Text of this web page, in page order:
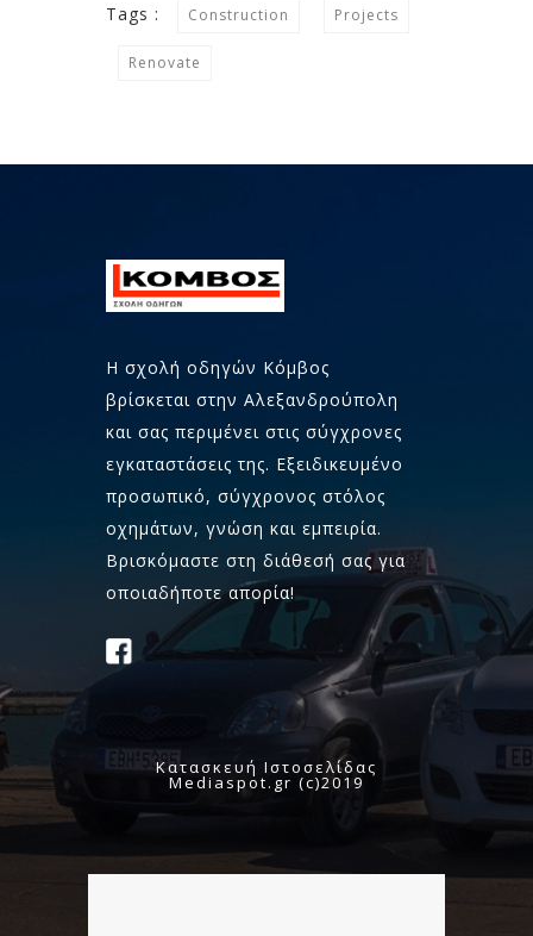
Tags : Construction Projects
Renovate
Η σχολή οδηγών Κόμβος
βρίσκεται στην Αλεξανδρούπολη
και σας περιμένει στις σύγχρονες
εγκαταστάσεις της. Εξειδικευμένο
προσωπικό, σύγχρονος στόλος
οχημάτων, γνώση και εμπειρία.
Βρισκόμαστε στη διάθεσή σας για
οποιαδήποτε απορία!
Κατασκευή Ιστοσελίδας
Mediaspot.gr (c)2019